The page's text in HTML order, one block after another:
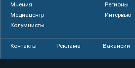
Мнения
Регионы
Медиацентр
Интервью
Колумнисты
Контакты Реклама Вакансии